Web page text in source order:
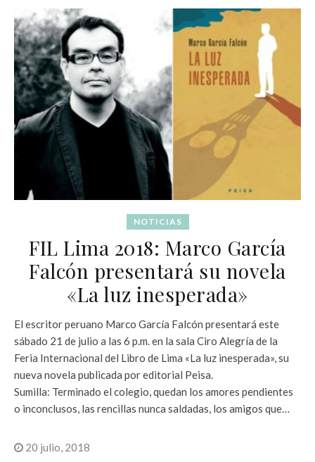
NOTICIAS
FIL Lima 2018: Marco García
Falcón presentará su novela
«La luz inesperada»
El escritor peruano Marco García Falcón presentará este
sábado 21 de julio a las 6 p.m. en la sala Ciro Alegría de la
Feria Internacional del Libro de Lima «La luz inesperada», su
nueva novela publicada por editorial Peisa.
Sumilla: Terminado el colegio, quedan los amores pendientes
o inconclusos, las rencillas nunca saldadas, los amigos que…
20 julio, 2018